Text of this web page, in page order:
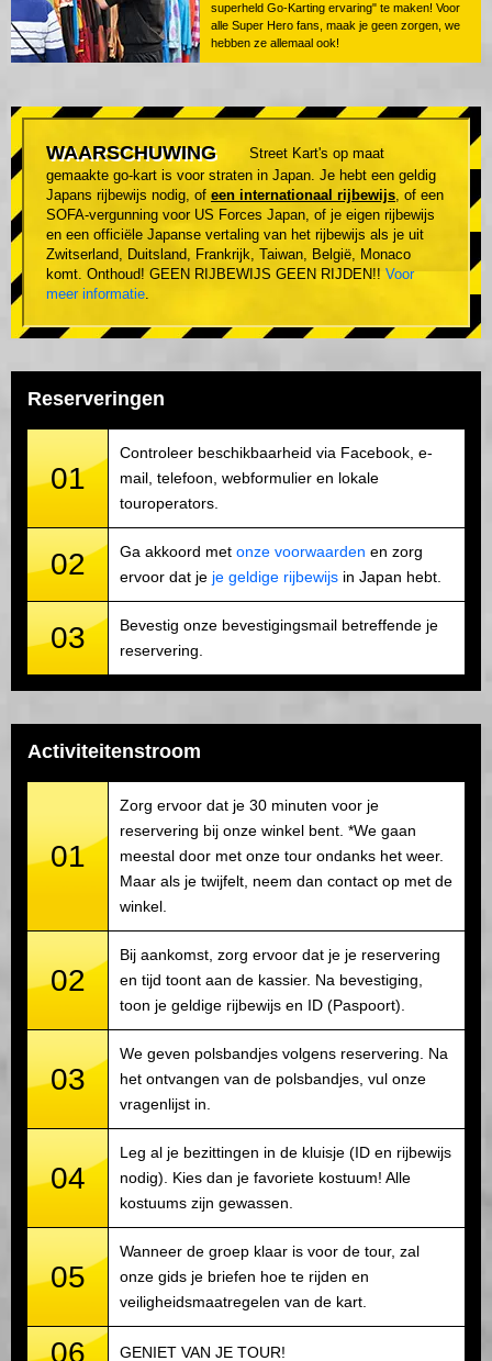
superheld Go-Karting ervaring" te maken! Voor
alle Super Hero fans, maak je geen zorgen, we
hebben ze allemaal ook!
WAARSCHUWING
Street Kart's op maat
gemaakte go-kart is voor straten in Japan. Je hebt een geldig
Japans rijbewijs nodig, of een internationaal rijbewijs, of een
SOFA-vergunning voor US Forces Japan, of je eigen rijbewijs
en een officiële Japanse vertaling van het rijbewijs als je uit
Zwitserland, Duitsland, Frankrijk, Taiwan, België, Monaco
komt. Onthoud! GEEN RIJBEWIJS GEEN RIJDEN!! Voor
meer informatie.
Reserveringen
01
Controleer beschikbaarheid via Facebook, e-
mail, telefoon, webformulier en lokale
touroperators.
02 Ga akkoord met onze voorwaarden en zorg
ervoor dat je je geldige rijbewijs in Japan hebt.
03
Bevestig onze bevestigingsmail betreffende je
reservering.
Activiteitenstroom
01
Zorg ervoor dat je 30 minuten voor je
reservering bij onze winkel bent. *We gaan
meestal door met onze tour ondanks het weer.
Maar als je twijfelt, neem dan contact op met de
winkel.
02
Bij aankomst, zorg ervoor dat je je reservering
en tijd toont aan de kassier. Na bevestiging,
toon je geldige rijbewijs en ID (Paspoort).
03
We geven polsbandjes volgens reservering. Na
het ontvangen van de polsbandjes, vul onze
vragenlijst in.
04
Leg al je bezittingen in de kluisje (ID en rijbewijs
nodig). Kies dan je favoriete kostuum! Alle
kostuums zijn gewassen.
05
Wanneer de groep klaar is voor de tour, zal
onze gids je briefen hoe te rijden en
veiligheidsmaatregelen van de kart.
06 GENIET VAN JE TOUR!